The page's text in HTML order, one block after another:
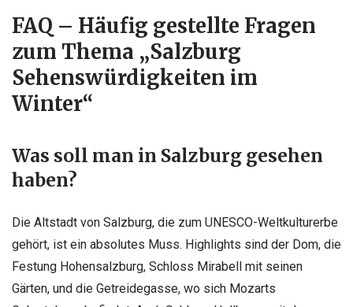
FAQ – Häufig gestellte Fragen
zum Thema „Salzburg
Sehenswürdigkeiten im
Winter“
Was soll man in Salzburg gesehen
haben?
Die Altstadt von Salzburg, die zum UNESCO-Weltkulturerbe
gehört, ist ein absolutes Muss. Highlights sind der Dom, die
Festung Hohensalzburg, Schloss Mirabell mit seinen
Gärten, und die Getreidegasse, wo sich Mozarts